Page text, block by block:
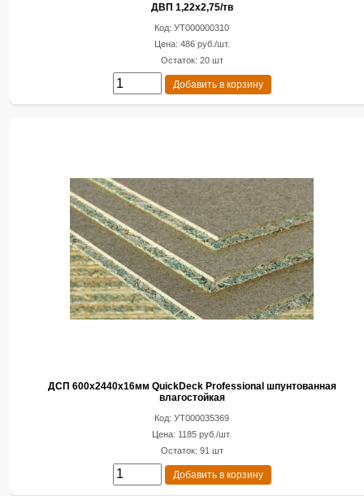
ДВП 1,22х2,75/тв
Код: УТ000000310
Цена: 486 руб./шт.
Остаток: 20 шт
Добавить в корзину
ДСП 600х2440х16мм QuickDeck Professional шпунтованная
влагостойкая
Код: УТ000035369
Цена: 1185 руб./шт.
Остаток: 91 шт
Добавить в корзину